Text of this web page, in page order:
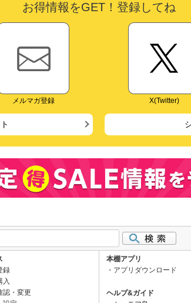
お得情報をGET！登録してね
メルマガ登録 X(Twitter)
録
入
認・変更
本棚アプリ
アプリダウンロード
ヘルプ&ガイド